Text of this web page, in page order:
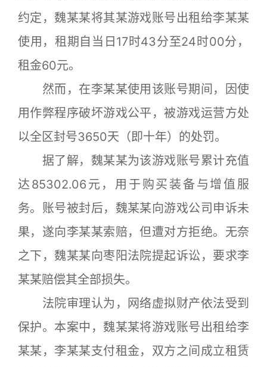
约定，魏某某将其某游戏账号出租给李某某
使用，租期自当日17时43分至24时00分，
租金60元。
然而，在李某某使用该账号期间，因使
用作弊程序破坏游戏公平，被游戏运营方处
以全区封号3650天（即十年）的处罚。
据了解，魏某某为该游戏账号累计充值
达85302.06元，用于购买装备与增值服
务。账号被封后，魏某某向游戏公司申诉未
果，遂向李某某索赔，但遭对方拒绝。无奈
之下，魏某某向枣阳法院提起诉讼，要求李
某某赔偿其全部损失。
法院审理认为，网络虚拟财产依法受到
保护。本案中，魏某某将游戏账号出租给李
某某，李某某支付租金，双方之间成立租赁